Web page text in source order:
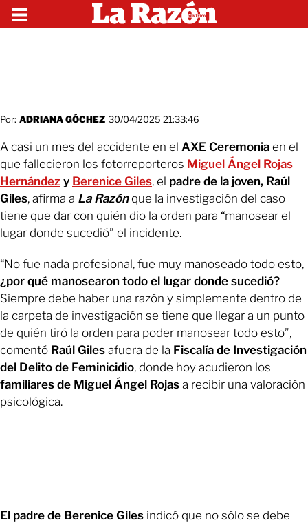
Por: ADRIANA GÓCHEZ 30/04/2025 21:33:46
A casi un mes del accidente en el AXE Ceremonia en el
que fallecieron los fotorreporteros Miguel Ángel Rojas
Hernández y Berenice Giles, el padre de la joven, Raúl
Giles, afirma a La Razón que la investigación del caso
tiene que dar con quién dio la orden para “manosear el
lugar donde sucedió” el incidente.
“No fue nada profesional, fue muy manoseado todo esto,
¿por qué manosearon todo el lugar donde sucedió?
Siempre debe haber una razón y simplemente dentro de
la carpeta de investigación se tiene que llegar a un punto
de quién tiró la orden para poder manosear todo esto”,
comentó Raúl Giles afuera de la Fiscalía de Investigación
del Delito de Feminicidio, donde hoy acudieron los
familiares de Miguel Ángel Rojas a recibir una valoración
psicológica.
El padre de Berenice Giles indicó que no sólo se debe